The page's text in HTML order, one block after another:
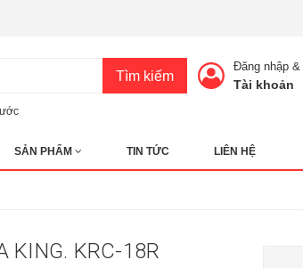
Tìm kiếm
Đăng nhập &
Tài khoản
SẢN PHẨM TIN TỨC LIÊN HỆ
KING. KRC-18R